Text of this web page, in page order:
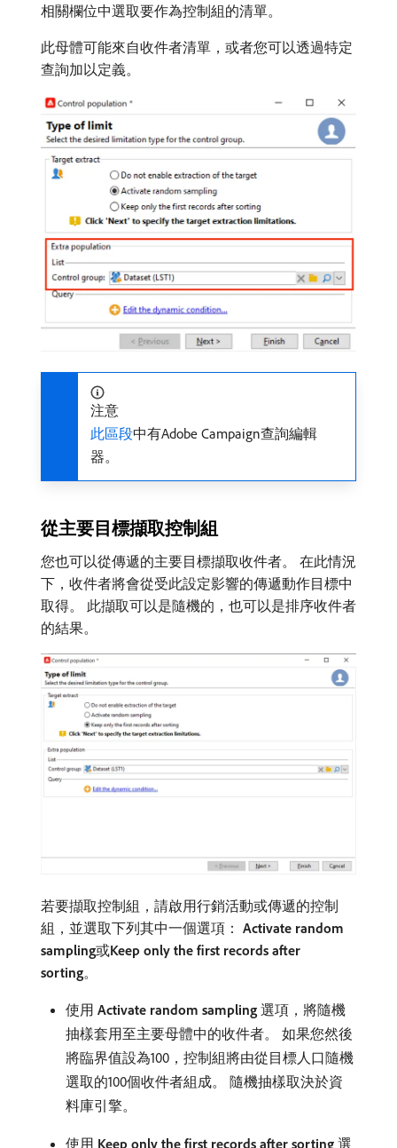
相關欄位中選取要作為控制組的清單。
此母體可能來自收件者清單，或者您可以透過特定
查詢加以定義。
注意
此區段中有Adobe Campaign查詢編輯
器。
從主要目標擷取控制組
您也可以從傳遞的主要目標擷取收件者。 在此情況
下，收件者將會從受此設定影響的傳遞動作目標中
取得。 此擷取可以是隨機的，也可以是排序收件者
的結果。
若要擷取控制組，請啟用行銷活動或傳遞的控制
組，並選取下列其中一個選項： Activate random
sampling​或​Keep only the first records after
sorting。
使用​ Activate random sampling ​選項，將隨機
抽樣套用至主要母體中的收件者。 如果您然後
將臨界值設為100，控制組將由從目標人口隨機
選取的100個收件者組成。 隨機抽樣取決於資
料庫引擎。
使用​ Keep only the first records after sorting ​選